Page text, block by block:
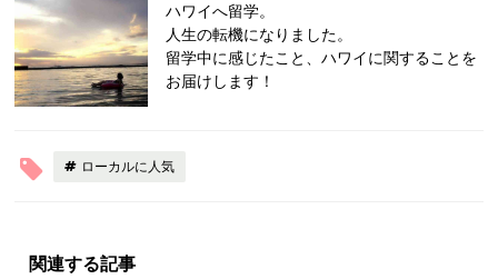
ハワイへ留学。
人生の転機になりました。
留学中に感じたこと、ハワイに関することを
お届けします！
ローカルに人気
関連する記事